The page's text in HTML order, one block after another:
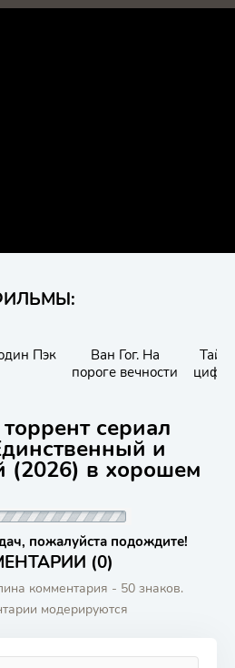
Пэк
Ван Гог. На
пороге вечности
сериал
и
(2026) в хорошем
пожалуйста подождите!
(0)
комментария - 50 знаков.
модерируются